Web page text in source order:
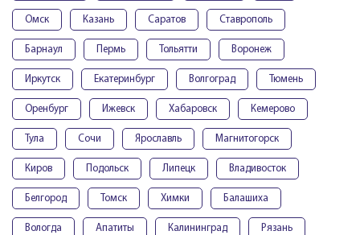
Омск Казань Саратов Ставрополь
Барнаул Пермь Тольятти Воронеж
Иркутск Екатеринбург Волгоград Тюмень
Оренбург Ижевск Хабаровск Кемерово
Тула Сочи Ярославль Магнитогорск
Киров Подольск Липецк Владивосток
Белгород Томск Химки Балашиха
Вологда Апатиты Калининград Рязань